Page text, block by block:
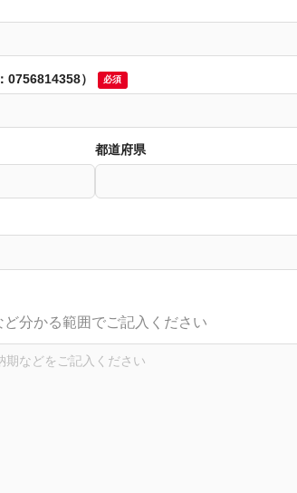
が何か… 第2回 紙の話をしますが何か…
2015.02.01
0756814358） 必須
都道府県
分かる範囲でご記入ください